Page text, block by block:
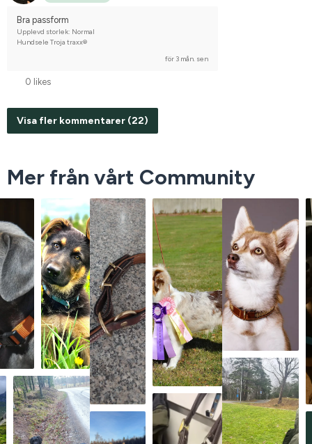
Bra passform
Upplevd storlek: Normal
Hundsele Troja traxx®
för 3 mån. sen
0 likes
Visa fler kommentarer (22)
Mer från vårt Community